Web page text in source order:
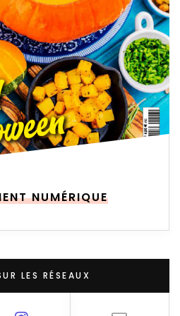
NUMÉRIQUE
LES RÉSEAUX